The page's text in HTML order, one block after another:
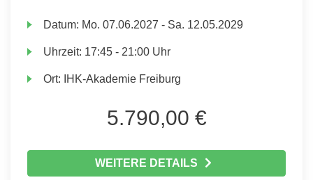
Datum: Mo. 07.06.2027 - Sa. 12.05.2029
Uhrzeit: 17:45 - 21:00 Uhr
Ort: IHK-Akademie Freiburg
5.790,00 €
WEITERE DETAILS